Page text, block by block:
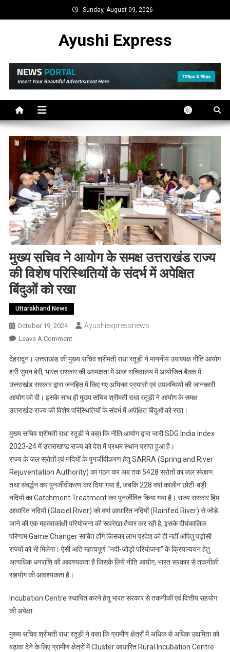
to
Sunday, August 09, 2026
Ayushi Express
मुख्य सचिव ने आयोग के समक्ष उत्तराखंड राज्य
की विशेष परिस्थितियों के संदर्भ में अपेक्षित
बिंदुओं को रखा
Uttarakhand News
October 19, 2024 Ayushiexpressnews
Leave A CommentOn
सचिव
ने
आयोग
के
समक्ष
राज्य
की
विशेष
परिस्थितियों
अपेक्षित
बिंदुओं
को
रखा
देहरादून। उत्तराखंड की मुख्य सचिव श्रीमती राधा रतूड़ी ने माननीय उपाध्यक्ष नीति आयोग
श्री सुमन बेरी, भारत सरकार की अध्यक्षता में आज सचिवालय में आयोजित बैठक में
उत्तराखंड सरकार द्वारा जनहित में किए गए अभिनव प्रयासो एवं उपलब्धियों की जानकारी
आयोग को दी। इसके साथ ही मुख्य सचिव श्रीमती राधा रतूड़ी ने आयोग के समक्ष
उत्तराखंड राज्य की विशेष परिस्थितियों के संदर्भ में अपेक्षित बिंदुओं को रखा।
मुख्य सचिव श्रीमती राधा रतूड़ी ने कहा कि नीति आयोग द्वारा जारी SDG India Index
2023-24 में उत्तराखण्ड राज्य को देश में प्रथम स्थान प्राप्त हुआ है।
राज्य के जल स्रोतों एवं नदियों के पुनर्जीवीकरण हेतु SARRA (Spring and River
Rejuventation Authority) का गठन कर अब तक 5428 स्रोतों का जल संरक्षण
तथा संवर्द्धन कर पुनर्जीवीकरण कर दिया गया है, जबकि 228 वर्षा कालीन छोटी-बड़ी
नदियों का Catchment Treatment कर पुनर्जीवित किया गया है। राज्य सरकार हिम
आधारित नदियों (Glaciel River) को वर्षा आधारित नदियों (Rainfed River) से जोड़े
जाने की एक महत्वाकांक्षी परियोजना की रूपरेखा तैयार कर रही है, इसके दीर्घकालिक
परिणाम Game Changer साबित होंगे जिसका लाभ प्रदेश को ही नहीं अपितु पड़ोसी
राज्यों को भी मिलेगा। ऐसी अति महत्वपूर्ण “नदी-जोड़ो परियोजना” के क्रियान्वयन हेतु
अत्यधिक धनराशि की आवश्यकता है जिसके लिये नीति आयोग, भारत सरकार से तकनीकी
सहयोग की आवश्यकता है।
Incubation Centre स्थापित करने हेतु भारत सरकार से तकनीकी एवं वित्तीय सहयोग
की अपेक्षा
मुख्य सचिव श्रीमती राधा रतूड़ी ने कहा कि ग्रामीण क्षेत्रों में अधिक से अधिक उद्यमिता को
बढ़ावा देने के लिए ग्रामीण क्षेत्रों में Cluster आधारित Rural Incubation Centre